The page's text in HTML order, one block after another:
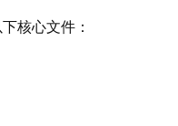
核心文件：